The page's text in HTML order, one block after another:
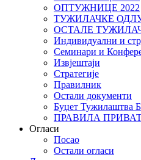
ОПТУЖНИЦЕ 2022
ТУЖИЛАЧКЕ
ОСТАЛЕ
Индивидуални и
Семинари и
Извјештаји
Стратегије
Правилник
Остали документи
Буџет Тужилаштва
ПРАВИЛА
Огласи
Посао
Остали огласи